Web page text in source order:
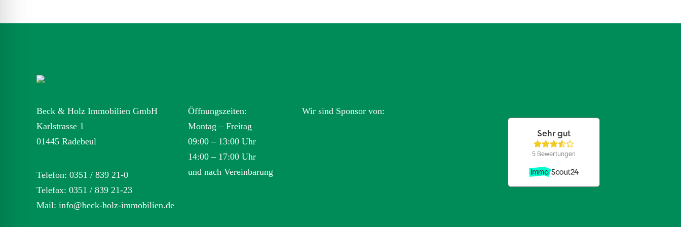
Beck & Holz Immobilien GmbH
Karlstrasse 1
01445 Radebeul
Telefon: 0351 / 839 21-0
Telefax: 0351 / 839 21-23
Mail: info@beck-holz-immobilien.de
Öffnungszeiten:
Montag – Freitag
09:00 – 13:00 Uhr
14:00 – 17:00 Uhr
und nach Vereinbarung
Wir sind Sponsor von: